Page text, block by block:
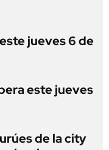
jueves 6 de
este jueves
de la city